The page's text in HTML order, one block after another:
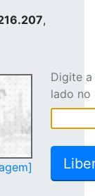
,
Digite
lado no